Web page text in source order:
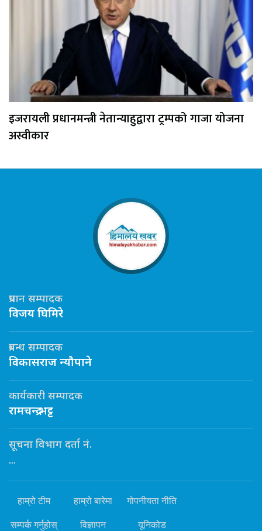
इजरायली प्रधानमन्त्री नेतान्याहुद्वारा ट्रम्पको गाजा योजना
अस्वीकार
प्रधान सम्पादक
विजय घिमिरे
प्रबन्ध सम्पादक
विकासराज न्यौपाने
कार्यकारी सम्पादक
रामचन्द्र भट्ट
सूचना विभाग दर्ता नं.
...
हाम्रो टीम हाम्रो बारेमा गोपनीयता नीति
सम्पर्क गर्नुहोस् विज्ञापन यूनिकोड